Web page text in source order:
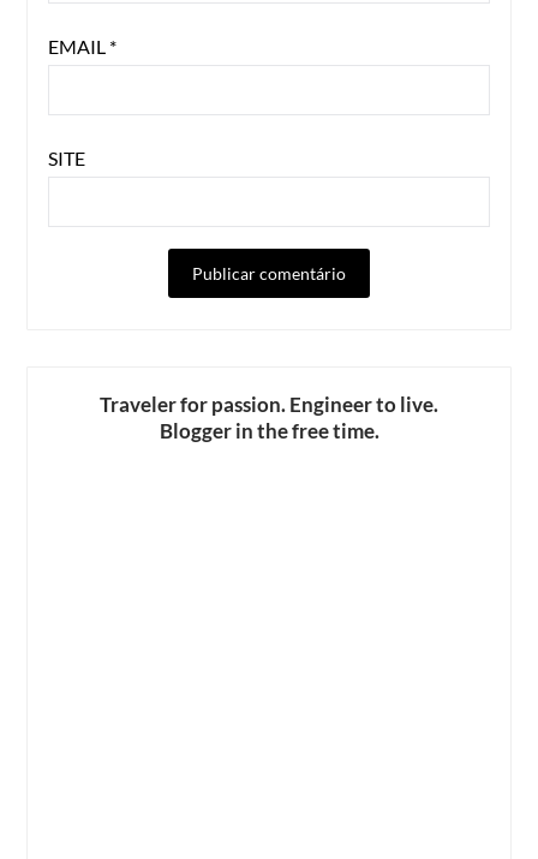
EMAIL *
SITE
Traveler for passion. Engineer to live.
Blogger in the free time.